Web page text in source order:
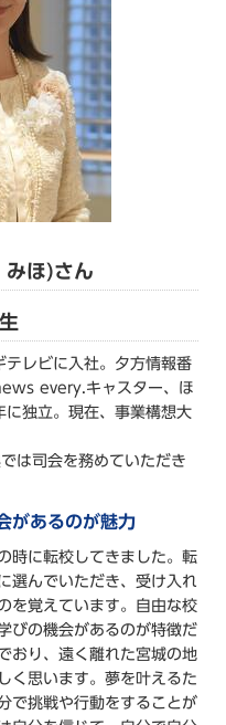
ほ)さん
レビに入社。夕方情報番
every.キャスター、ほ
独立。現在、事業構想大
は司会を務めていただき
があるのが魅力
時に転校してきました。転
選んでいただき、受け入れ
を覚えています。自由な校
びの機会があるのが特徴だ
おり、遠く離れた宮城の地
く思います。夢を叶えるた
で挑戦や行動をすることが